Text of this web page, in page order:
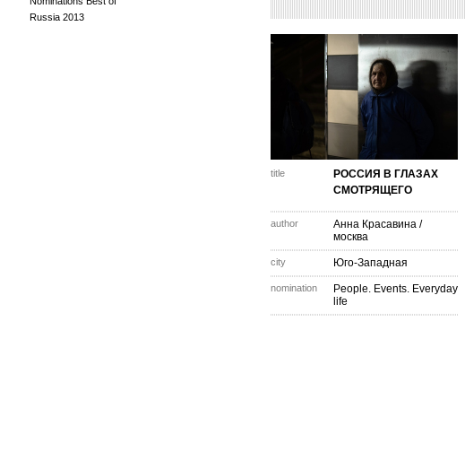
Russia 2013
title
РОССИЯ В ГЛАЗАХ
СМОТРЯЩЕГО
author Анна Красавина /
москва
city Юго-Западная
nomination
People. Events. Everyday
life